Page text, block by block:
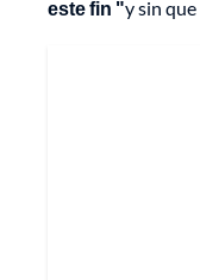
este fin "y sin